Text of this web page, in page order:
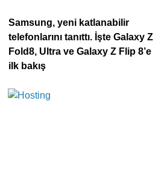
Samsung, yeni katlanabilir
telefonlarını tanıttı. İşte Galaxy Z
Fold8, Ultra ve Galaxy Z Flip 8’e
ilk bakış